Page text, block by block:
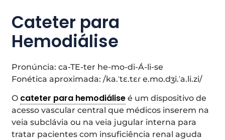
Cateter para
Hemodiálise
Pronúncia: ca-TE-ter he-mo-di-Á-li-se
Fonética aproximada: /ka.ˈtɛ.tɛɾ e.mo.dʒi.ˈa.li.zi/
O cateter para hemodiálise é um dispositivo de
acesso vascular central que médicos inserem na
veia subclávia ou na veia jugular interna para
tratar pacientes com insuficiência renal aguda